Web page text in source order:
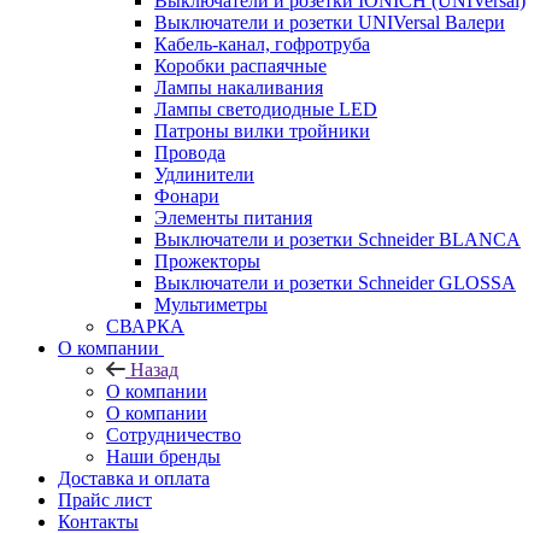
Выключатели и розетки UNIVersal Валери
Кабель-канал, гофротруба
Коробки распаячные
Лампы накаливания
Лампы светодиодные LED
Патроны вилки тройники
Провода
Удлинители
Фонари
Элементы питания
Выключатели и розетки Schneider BLANCA
Прожекторы
Выключатели и розетки Schneider GLOSSA
Мультиметры
СВАРКА
О компании
Назад
О компании
О компании
Сотрудничество
Наши бренды
Доставка и оплата
Прайс лист
Контакты